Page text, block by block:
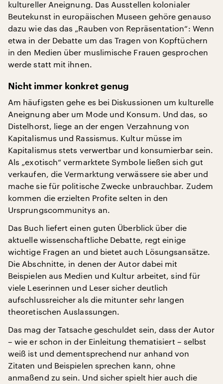
kultureller Aneignung. Das Ausstellen kolonialer
Beutekunst in europäischen Museen gehöre genauso
dazu wie das das „Rauben von Repräsentation“: Wenn
etwa in der Debatte um das Tragen von Kopftüchern
in den Medien über muslimische Frauen gesprochen
werde statt mit ihnen.
Nicht immer konkret genug
Am häufigsten gehe es bei Diskussionen um kulturelle
Aneignung aber um Mode und Konsum. Und das, so
Distelhorst, liege an der engen Verzahnung von
Kapitalismus und Rassismus. Kultur müsse im
Kapitalismus stets verwertbar und konsumierbar sein.
Als „exotisch“ vermarktete Symbole ließen sich gut
verkaufen, die Vermarktung verwässere sie aber und
mache sie für politische Zwecke unbrauchbar. Zudem
kommen die erzielten Profite selten in den
Ursprungscommunitys an.
Das Buch liefert einen guten Überblick über die
aktuelle wissenschaftliche Debatte, regt einige
wichtige Fragen an und bietet auch Lösungsansätze.
Die Abschnitte, in denen der Autor dabei mit
Beispielen aus Medien und Kultur arbeitet, sind für
viele Leserinnen und Leser sicher deutlich
aufschlussreicher als die mitunter sehr langen
theoretischen Auslassungen.
Das mag der Tatsache geschuldet sein, dass der Autor
– wie er schon in der Einleitung thematisiert – selbst
weiß ist und dementsprechend nur anhand von
Zitaten und Beispielen sprechen kann, ohne
anmaßend zu sein. Und sicher spielt hier auch die